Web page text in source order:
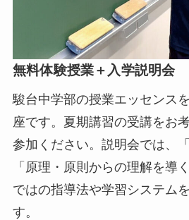
無料体験授業＋入学説明会
駿台中学部の授業エッセンス
座です。夏期講習の受講をお
参加ください。説明会では、
「原理・原則からの理解を導
ではの指導法や学習システム
す。